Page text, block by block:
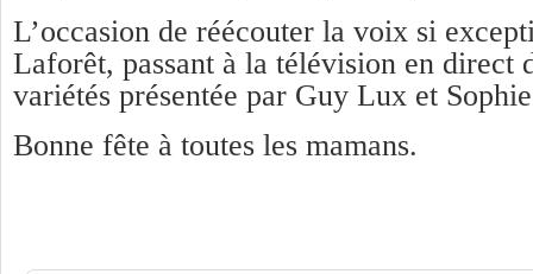
L’occasion de réécouter la voix si
Laforêt, passant à la télévision en direct
variétés présentée par Guy Lux et
Bonne fête à toutes les mamans.